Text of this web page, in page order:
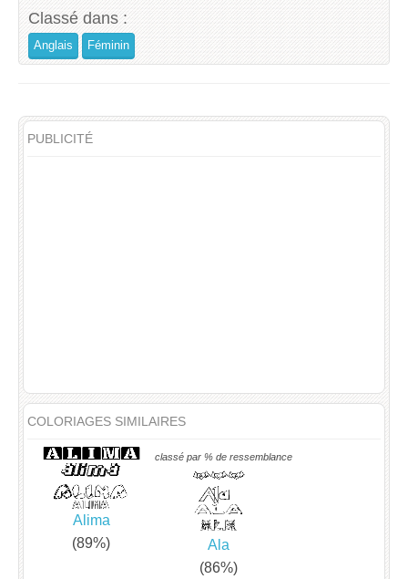
Classé dans :
Anglais Féminin
PUBLICITÉ
COLORIAGES SIMILAIRES
classé par % de ressemblance
Alima
(89%)
Ala
(86%)